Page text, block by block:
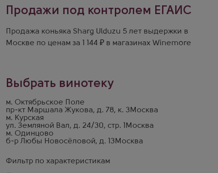
Фильтр по характеристикам
Продажи под контролем ЕГАИС
Продажа коньяка Sharg Ulduzu 5 лет выдержки в
Москве по ценам за 1 144 ₽ в магазинах Winemore
Выбрать винотеку
м. Октябрьское Поле
пр-кт Маршала Жукова, д. 78, к. 3 Москва
м. Курская
ул. Земляной Вал, д. 24/30, стр. 1
Москва
м. Одинцово
б-р Любы Новосёловой, д. 13 Москва